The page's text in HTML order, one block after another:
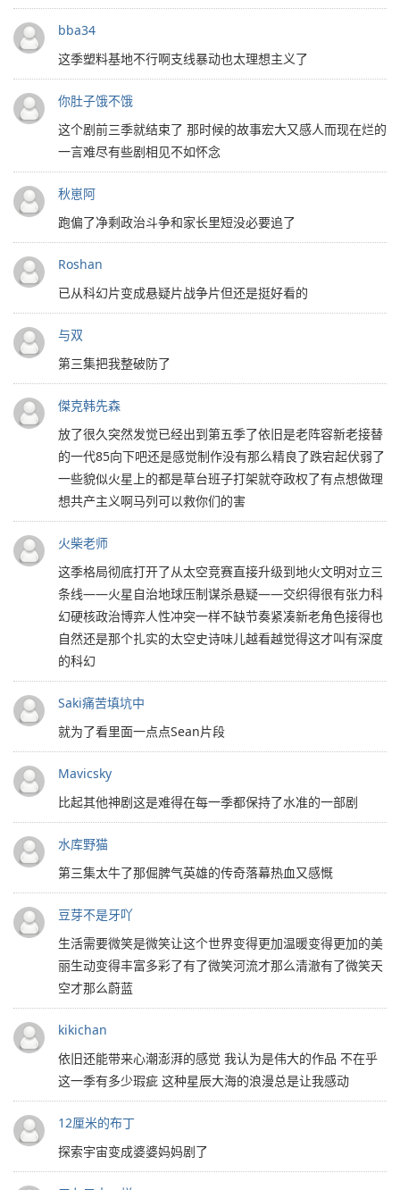
bba34
这季塑料基地不行啊支线暴动也太理想主义了
你肚子饿不饿
这个剧前三季就结束了 那时候的故事宏大又感人而现在烂的
一言难尽有些剧相见不如怀念
秋崽阿
跑偏了净剩政治斗争和家长里短没必要追了
Roshan
已从科幻片变成悬疑片战争片但还是挺好看的
与双
第三集把我整破防了
傑克韩先森
放了很久突然发觉已经出到第五季了依旧是老阵容新老接替
的一代85向下吧还是感觉制作没有那么精良了跌宕起伏弱了
一些貌似火星上的都是草台班子打架就夺政权了有点想做理
想共产主义啊马列可以救你们的害
火柴老师
这季格局彻底打开了从太空竞赛直接升级到地火文明对立三
条线——火星自治地球压制谋杀悬疑——交织得很有张力科
幻硬核政治博弈人性冲突一样不缺节奏紧凑新老角色接得也
自然还是那个扎实的太空史诗味儿越看越觉得这才叫有深度
的科幻
Saki痛苦填坑中
就为了看里面一点点Sean片段
Mavicsky
比起其他神剧这是难得在每一季都保持了水准的一部剧
水库野猫
第三集太牛了那倔脾气英雄的传奇落幕热血又感慨
豆芽不是牙吖
生活需要微笑是微笑让这个世界变得更加温暖变得更加的美
丽生动变得丰富多彩了有了微笑河流才那么清澈有了微笑天
空才那么蔚蓝
kikichan
依旧还能带来心潮澎湃的感觉 我认为是伟大的作品 不在乎
这一季有多少瑕疵 这种星辰大海的浪漫总是让我感动
12厘米的布丁
探索宇宙变成婆婆妈妈剧了